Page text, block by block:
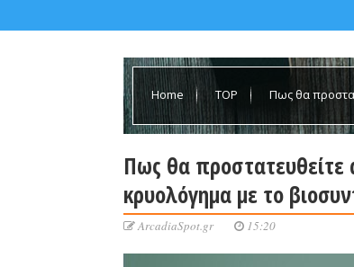
Home TOP Πως θα
Πως θα προστατευθείτε
κρυολόγημα με το
ArcadiaSpot.gr 15:20